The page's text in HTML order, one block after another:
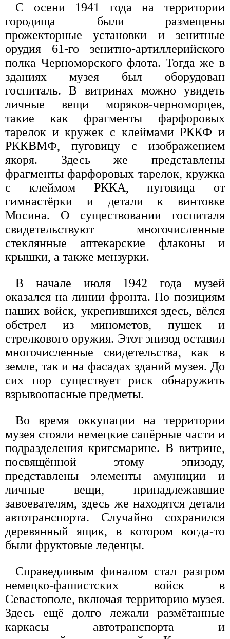
С осени 1941 года на территории
городища были размещены
прожекторные установки и зенитные
орудия 61-го зенитно-артиллерийского
полка Черноморского флота. Тогда же в
зданиях музея был оборудован
госпиталь. В витринах можно увидеть
личные вещи моряков-черноморцев,
такие как фрагменты фарфоровых
тарелок и кружек с клеймами РККФ и
РККВМФ, пуговицу с изображением
якоря. Здесь же представлены
фрагменты фарфоровых тарелок, кружка
с клеймом РККА, пуговица от
гимнастёрки и детали к винтовке
Мосина. О существовании госпиталя
свидетельствуют многочисленные
стеклянные аптекарские флаконы и
крышки, а также мензурки.
В начале июля 1942 года музей
оказался на линии фронта. По позициям
наших войск, укрепившихся здесь, вёлся
обстрел из минометов, пушек и
стрелкового оружия. Этот эпизод оставил
многочисленные свидетельства, как в
земле, так и на фасадах зданий музея. До
сих пор существует риск обнаружить
взрывоопасные предметы.
Во время оккупации на территории
музея стояли немецкие сапёрные части и
подразделения кригсмарине. В витрине,
посвящённой этому эпизоду,
представлены элементы амуниции и
личные вещи, принадлежавшие
завоевателям, здесь же находятся детали
автотранспорта. Случайно сохранился
деревянный ящик, в котором когда-то
были фруктовые леденцы.
Справедливым финалом стал разгром
немецко-фашистских войск в
Севастополе, включая территорию музея.
Здесь ещё долго лежали размётанные
каркасы автотранспорта и